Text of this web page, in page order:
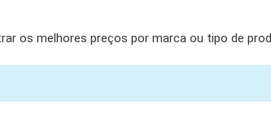
os melhores preços por marca ou tipo de